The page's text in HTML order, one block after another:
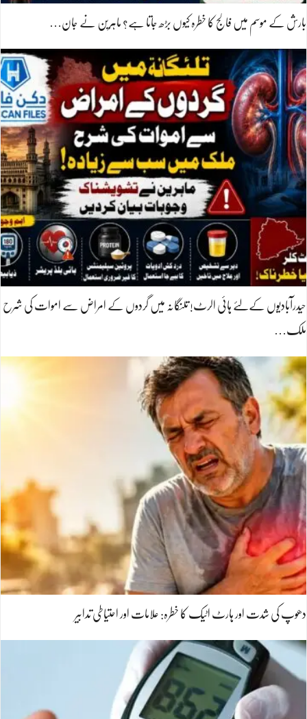
بارش کے موسم میں فالج کا خطرہ کیوں بڑھ جاتا ہے؟ ماہرین نے جان…
حیدرآبادیوں کےلئے ہائی الرٹ! تلنگانہ میں گردوں کے امراض سے اموات کی شرح
ملک…
دھوپ کی شدت اور ہارٹ اٹیک کا خطرہ: علامات اور احتیاطی تدابیر